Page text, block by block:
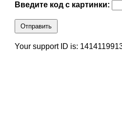
Введите код с картинки:
Отправить
Your support ID is: